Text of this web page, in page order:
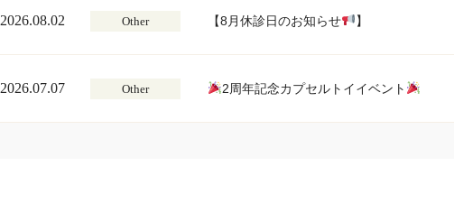
2026.08.02 Other 【8月休診日のお知らせ 】
2026.07.07 Other 2周年記念カプセルトイイベント